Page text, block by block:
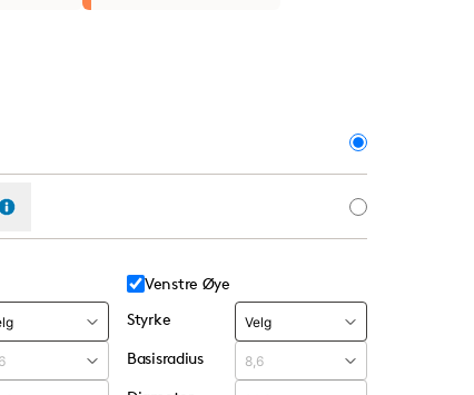
Venstre Øye
Styrke
Basisradius